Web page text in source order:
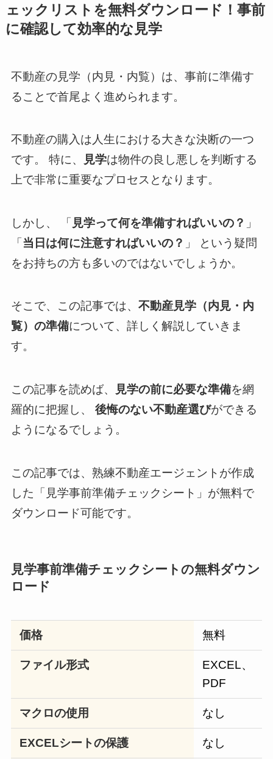
ェックリストを無料ダウンロード！事前
に確認して効率的な見学
不動産の見学（内見・内覧）は、事前に準備す
ることで首尾よく進められます。
不動産の購入は人生における大きな決断の一つ
です。 特に、
見学は物件の良し悪しを判断する
上で非常に重要なプロセスとなります。
しかし、 「 見学って何を準備すればいいの？ 」
「 当日は何に注意すればいいの？ 」 という疑問
をお持ちの方も多いのではないでしょうか。
そこで、この記事では、 不動産見学（内見・内
覧）の準備について、詳しく解説していきま
す。
この記事を読めば、 見学の前に必要な準備を網
羅的に把握し、 後悔のない不動産選びができる
ようになるでしょう。
この記事では、熟練不動産エージェントが作成
した「見学事前準備チェックシート」が無料で
ダウンロード可能です。
見学事前準備チェックシートの無料ダウン
ロード
価格 無料
ファイル形式
EXCEL、
PDF
マクロの使用 なし
EXCELシートの保護 なし